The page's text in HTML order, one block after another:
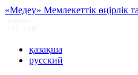
«Медеу» Мемлекеттік өңірлік
қазақша
русский